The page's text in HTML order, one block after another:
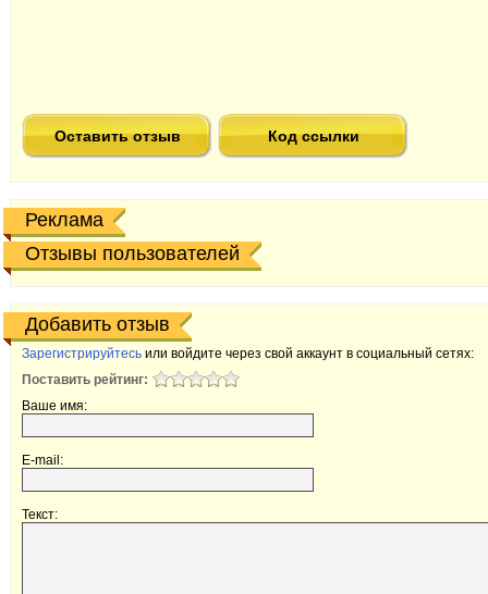
Оставить отзыв Код ссылки
Реклама
Отзывы пользователей
Добавить отзыв
Зарегистрируйтесь или войдите через свой аккаунт в социальный сетях:
Поставить рейтинг:
Ваше имя:
E-mail:
Текст: